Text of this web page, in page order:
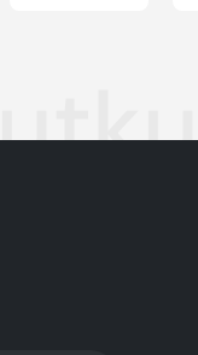
SVĚTLÝ/TMAVÝ REŽIM